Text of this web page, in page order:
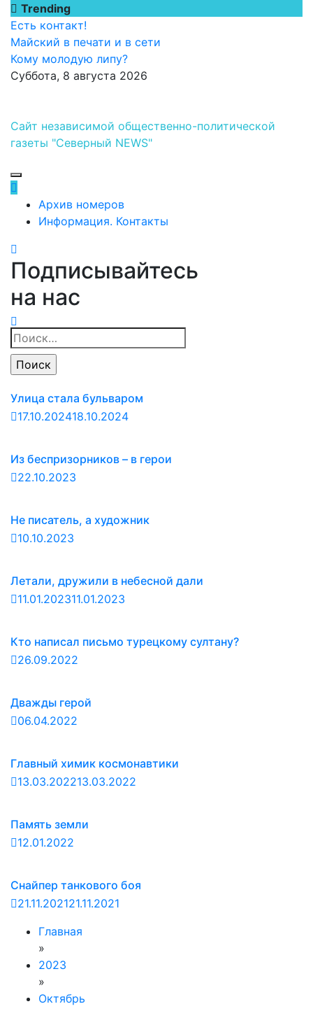
Перейти
содержимому
Trending
Есть контакт!
Майский в печати и в сети
Кому молодую липу?
Суббота, 8 августа 2026
Сайт независимой общественно-политической
газеты "Северный NEWS"
Архив номеров
Информация. Контакты
Подписывайтесь
на нас
Найти:
Улица стала бульваром
17.10.202418.10.2024
Из беспризорников – в герои
22.10.2023
Не писатель, а художник
10.10.2023
Летали, дружили в небесной дали
11.01.202311.01.2023
Кто написал письмо турецкому султану?
26.09.2022
Дважды герой
06.04.2022
Главный химик космонавтики
13.03.202213.03.2022
Память земли
12.01.2022
Снайпер танкового боя
21.11.202121.11.2021
Главная
»
2023
»
Октябрь